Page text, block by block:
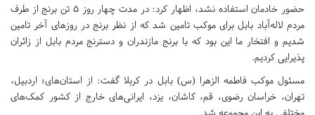
حضور خادمان استفاده نشد، اظهار کرد: در مدت چهار روز ۵ تن برنج از طرف
مردم لاله‌آباد بابل برای موکب تامین شد که از نظر برنج در روزهای آخر تامین
شدیم و افتخار ما این بود که با برنج مازندران و دسترنج مردم بابل از زائران
پذیرایی کردیم.
مسئول موکب فاطمه الزهرا (س) بابل در کربلا گفت: از استان‌های؛ اردبیل،
تهران، خراسان رضوی، قم، کاشان، یزد، ایرانی‌های خارج از کشور کمک‌های